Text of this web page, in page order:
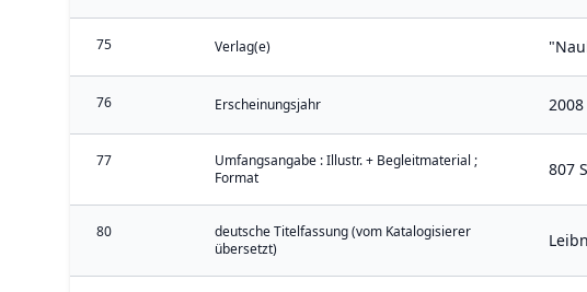
75 Verlag(e)
76 Erscheinungsjahr 2008
77
Umfangsangabe : Illustr. + Begleitmaterial ;
Format
807
80
deutsche Titelfassung (vom Katalogisierer
übersetzt)